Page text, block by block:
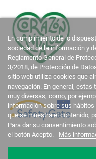
En cumplimiento de lo
sociedad de la información y
Reglamento General de
3/2018, de Protección de
sitio web utiliza cookies que
navegación. En general,
muy diversas, como, por
información sobre sus
que se muestra el contenido,
Para dar su consentimiento
el botón Acepto.
Más